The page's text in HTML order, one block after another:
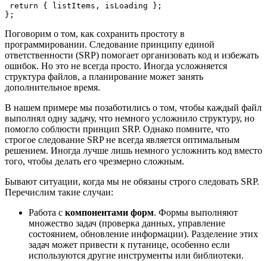
return { listItems, isLoading };
};
Поговорим о том, как сохранить простоту в
программировании. Следование принципу единой
ответственности (SRP) помогает организовать код и избежать
ошибок. Но это не всегда просто. Иногда усложняется
структура файлов, а планирование может занять
дополнительное время.
В нашем примере мы позаботились о том, чтобы каждый файл
выполнял одну задачу, что немного усложнило структуру, но
помогло соблюсти принцип SRP. Однако помните, что
строгое следование SRP не всегда является оптимальным
решением. Иногда лучше лишь немного усложнить код вместо
того, чтобы делать его чрезмерно сложным.
Бывают ситуации, когда мы не обязаны строго следовать SRP.
Перечислим такие случаи:
Работа с компонентами форм. Формы выполняют
множество задач (проверка данных, управление
состоянием, обновление информации). Разделение этих
задач может привести к путанице, особенно если
используются другие инструменты или библиотеки.